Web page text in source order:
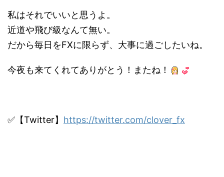
私はそれでいいと思うよ。
近道や飛び級なんて無い。
だから毎日をFXに限らず、大事に過ごしたいね。
今夜も来てくれてありがとう！またね！
✅【Twitter】 https://twitter.com/clover_fx